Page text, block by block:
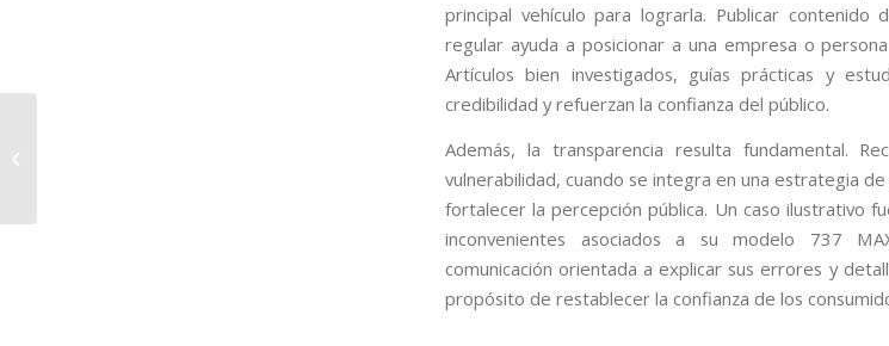
principal vehículo para lograrla. Publicar
regular ayuda a posicionar a una empresa o
Artículos bien investigados, guías prácticas y
credibilidad y refuerzan la confianza del público.
Además, la transparencia resulta fundamental.
vulnerabilidad, cuando se integra en una estrategia
fortalecer la percepción pública. Un caso ilustrativo
inconvenientes asociados a su modelo 737
comunicación orientada a explicar sus errores y
propósito de restablecer la confianza de los